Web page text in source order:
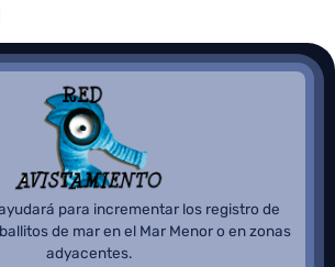
para incrementar los registro de
de mar en el Mar Menor o en zonas
adyacentes.